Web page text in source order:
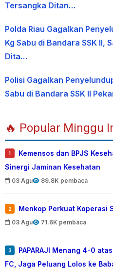
Tersangka Ditan…
Polda Riau Gagalkan
Kg Sabu di Bandara SSK II,
Dita…
Polisi Gagalkan
Sabu di Bandara SSK II
🔥 Popular Minggu
1
Kemensos dan BPJS
Sinergi Jaminan Kesehatan
03 Agu 89.8K pembaca
2 Menkop Perkuat Koperasi
03 Agu 71.6K pembaca
3
PAPARAJI Menang 4-0
FC, Jaga Peluang Lolos ke